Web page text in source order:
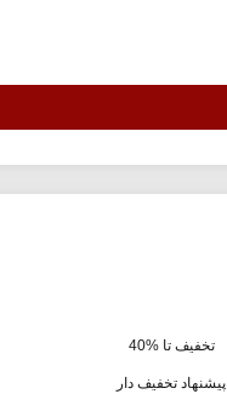
تخفیف تا %40
پیشنهاد تخفیف دار